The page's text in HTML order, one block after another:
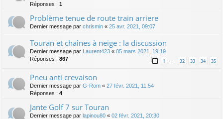
Réponses : 1
Problème tenue de route train arriere
Dernier message par chrismin « 25 avr. 2021, 09:07
Touran et chaînes à neige : la discussion
Dernier message par Laurent423 « 05 mars 2021, 19:19
Réponses : 867 1 32 33 34 35
Pneu anti crevaison
Dernier message par G-Rom « 27 févr. 2021, 11:54
Réponses : 4
Jante Golf 7 sur Touran
Dernier message par lapinou80 « 02 févr. 2021, 20:30